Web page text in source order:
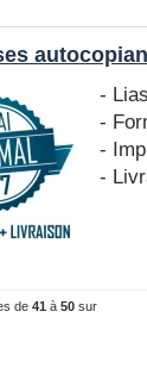
-
-
-
-
de 41 à 50 sur